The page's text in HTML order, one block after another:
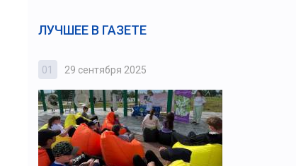
ЛУЧШЕЕ В ГАЗЕТЕ
01 29 сентября 2025